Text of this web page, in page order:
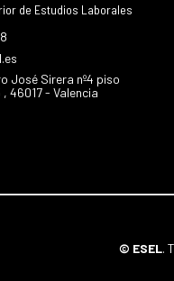
de Estudios Laborales
José Sirera nº4 piso
46017 - Valencia
© ESEL.